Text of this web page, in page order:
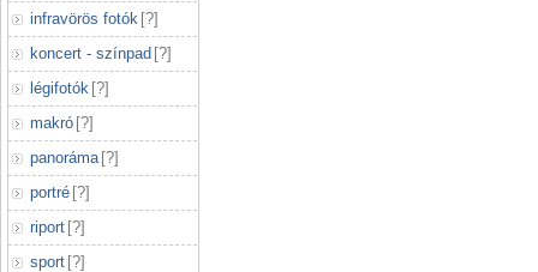
infravörös fotók [?]
koncert - színpad [?]
légifotók [?]
makró [?]
panoráma [?]
portré [?]
riport [?]
sport [?]